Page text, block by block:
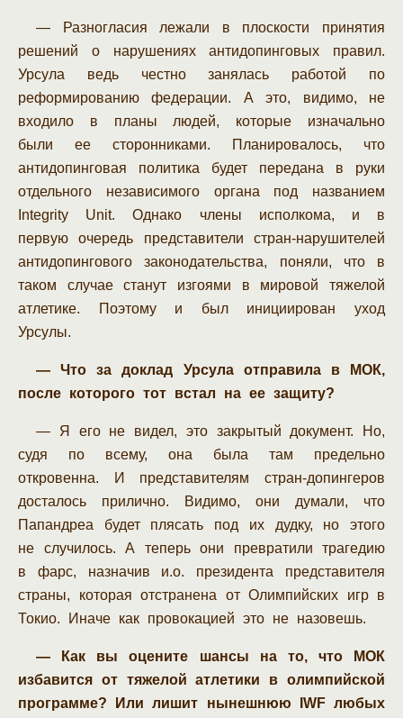
— Разногласия лежали в плоскости принятия
решений о нарушениях антидопинговых правил.
Урсула ведь честно занялась работой по
реформированию федерации. А это, видимо, не
входило в планы людей, которые изначально
были ее сторонниками. Планировалось, что
антидопинговая политика будет передана в руки
отдельного независимого органа под названием
Integrity Unit. Однако члены исполкома, и в
первую очередь представители стран-нарушителей
антидопингового законодательства, поняли, что в
таком случае станут изгоями в мировой тяжелой
атлетике. Поэтому и был инициирован уход
Урсулы.
— Что за доклад Урсула отправила в МОК,
после которого тот встал на ее защиту?
— Я его не видел, это закрытый документ. Но,
судя по всему, она была там предельно
откровенна. И представителям стран-допингеров
досталось прилично. Видимо, они думали, что
Папандреа будет плясать под их дудку, но этого
не случилось. А теперь они превратили трагедию
в фарс, назначив и.о. президента представителя
страны, которая отстранена от Олимпийских игр в
Токио. Иначе как провокацией это не назовешь.
— Как вы оцените шансы на то, что МОК
избавится от тяжелой атлетики в олимпийской
программе? Или лишит нынешнюю IWF любых